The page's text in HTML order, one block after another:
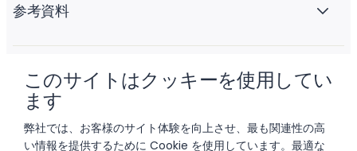
このサイトはクッキーを使用してい
ます
弊社では、お客様のサイト体験を向上させ、最も関連性の高
い情報を提供するために Cookie を使用しています。最適な
参考資料
会社情報